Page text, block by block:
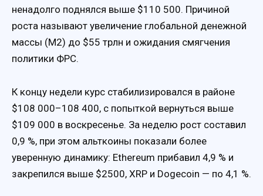
ненадолго поднялся выше $110 500. Причиной
роста называют увеличение глобальной денежной
массы (M2) до $55 трлн и ожидания смягчения
политики ФРС.
К концу недели курс стабилизировался в районе
$108 000–108 400, с попыткой вернуться выше
$109 000 в воскресенье. За неделю рост составил
0,9 %, при этом альткоины показали более
уверенную динамику: Ethereum прибавил 4,9 % и
закрепился выше $2500, XRP и Dogecoin — по 4,1 %.